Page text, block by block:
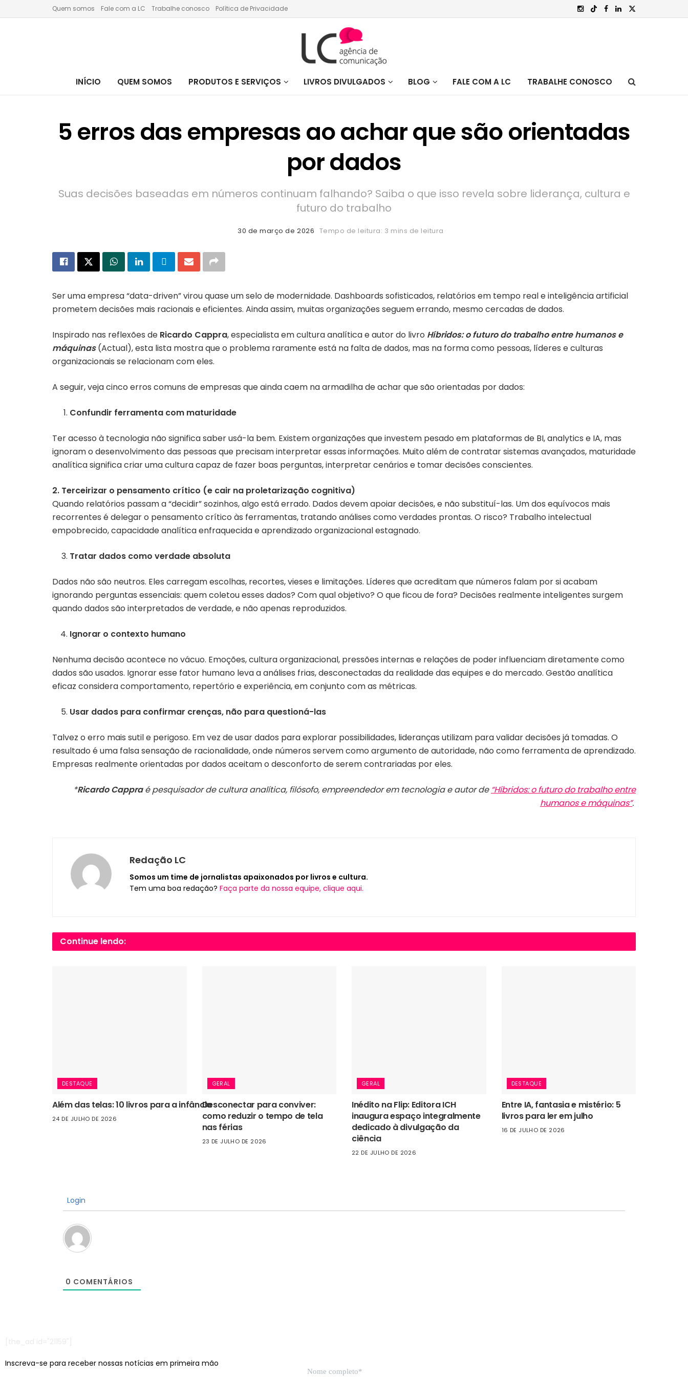
Quem somos Fale com a LC Trabalhe conosco Política de Privacidade
INÍCIO QUEM SOMOS PRODUTOS E SERVIÇOS LIVROS DIVULGADOS BLOG FALE COM A LC TRABALHE CONOSCO
5 erros das empresas ao achar que são orientadas
por dados
Suas decisões baseadas em números continuam falhando? Saiba o que isso revela sobre liderança, cultura e
futuro do trabalho
30 de março de 2026 Tempo de leitura: 3 mins de leitura
Ser uma empresa “data-driven” virou quase um selo de modernidade. Dashboards sofisticados, relatórios em tempo real e inteligência artificial
prometem decisões mais racionais e eficientes. Ainda assim, muitas organizações seguem errando, mesmo cercadas de dados.
Inspirado nas reflexões de Ricardo Cappra, especialista em cultura analítica e autor do livro Híbridos: o futuro do trabalho entre humanos e
máquinas(Actual), esta lista mostra que o problema raramente está na falta de dados, mas na forma como pessoas, líderes e culturas
organizacionais se relacionam com eles.
A seguir, veja cinco erros comuns de empresas que ainda caem na armadilha de achar que são orientadas por dados:
Confundir ferramenta com maturidade
Ter acesso à tecnologia não significa saber usá-la bem. Existem organizações que investem pesado em plataformas de BI, analytics e IA, mas
ignoram o desenvolvimento das pessoas que precisam interpretar essas informações. Muito além de contratar sistemas avançados, maturidade
analítica significa criar uma cultura capaz de fazer boas perguntas, interpretar cenários e tomar decisões conscientes.
2. Terceirizar o pensamento crítico (e cair na proletarização cognitiva)
Quando relatórios passam a “decidir” sozinhos, algo está errado. Dados devem apoiar decisões, e não substituí-las. Um dos equívocos mais
recorrentes é delegar o pensamento crítico às ferramentas, tratando análises como verdades prontas. O risco? Trabalho intelectual
empobrecido, capacidade analítica enfraquecida e aprendizado organizacional estagnado.
Tratar dados como verdade absoluta
Dados não são neutros. Eles carregam escolhas, recortes, vieses e limitações. Líderes que acreditam que números falam por si acabam
ignorando perguntas essenciais: quem coletou esses dados? Com qual objetivo? O que ficou de fora? Decisões realmente inteligentes surgem
quando dados são interpretados de verdade, e não apenas reproduzidos.
Ignorar o contexto humano
Nenhuma decisão acontece no vácuo. Emoções, cultura organizacional, pressões internas e relações de poder influenciam diretamente como
dados são usados. Ignorar esse fator humano leva a análises frias, desconectadas da realidade das equipes e do mercado. Gestão analítica
eficaz considera comportamento, repertório e experiência, em conjunto com as métricas.
Usar dados para confirmar crenças, não para questioná-las
Talvez o erro mais sutil e perigoso. Em vez de usar dados para explorar possibilidades, lideranças utilizam para validar decisões já tomadas. O
resultado é uma falsa sensação de racionalidade, onde números servem como argumento de autoridade, não como ferramenta de aprendizado.
Empresas realmente orientadas por dados aceitam o desconforto de serem contrariadas por eles.
*Ricardo Cappraé pesquisador de cultura analítica, filósofo, empreendedor em tecnologia e autor de “Híbridos: o futuro do trabalho entre
humanos e máquinas”.
Redação LC
Somos um time de jornalistas apaixonados por livros e cultura.
Tem uma boa redação? Faça parte da nossa equipe, clique aqui.
Continue lendo:
DESTAQUE
Além das telas: 10 livros para a infância
24 DE JULHO DE 2026
GERAL
Desconectar para conviver:
como reduzir o tempo de tela
nas férias
23 DE JULHO DE 2026
GERAL
Inédito na Flip: Editora ICH
inaugura espaço integralmente
dedicado à divulgação da
ciência
22 DE JULHO DE 2026
DESTAQUE
Entre IA, fantasia e mistério: 5
livros para ler em julho
16 DE JULHO DE 2026
Login
0 COMENTÁRIOS
Inscreva-se para receber nossas notícias em primeira mão